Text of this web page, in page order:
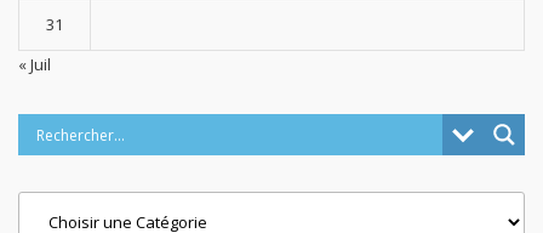
31
« Juil